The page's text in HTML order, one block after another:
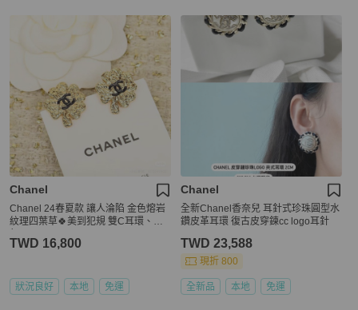
Chanel
Chanel 24春夏款 讓人淪陷 金色熔岩
紋理四葉草🍀美到犯規 雙C耳環、耳
TWD 16,800
狀況良好 本地 免運
Chanel
全新Chanel香奈兒 耳針式珍珠圓型水
鑽皮革耳環 復古皮穿鍊cc logo耳針
TWD 23,588
現折 800
全新品 本地 免運